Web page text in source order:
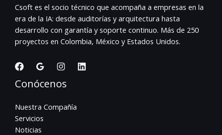
Csoft es el socio técnico que acompaña a empresas en la
era de la IA: desde auditorías y arquitectura hasta
desarrollo con garantía y soporte continuo. Más de 250
proyectos en Colombia, México y Estados Unidos.
Conócenos
Nuestra Compañía
Servicios
Noticias